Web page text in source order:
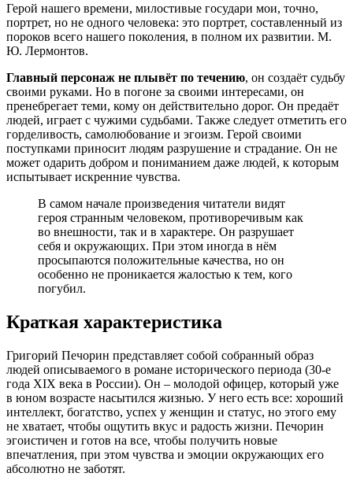
Герой нашего времени, милостивые государи мои, точно,
портрет, но не одного человека: это портрет, составленный из
пороков всего нашего поколения, в полном их развитии. М.
Ю. Лермонтов.
Главный персонаж не плывёт по течению, он создаёт судьбу
своими руками. Но в погоне за своими интересами, он
пренебрегает теми, кому он действительно дорог. Он предаёт
людей, играет с чужими судьбами. Также следует отметить его
горделивость, самолюбование и эгоизм. Герой своими
поступками приносит людям разрушение и страдание. Он не
может одарить добром и пониманием даже людей, к которым
испытывает искренние чувства.
В самом начале произведения читатели видят
героя странным человеком, противоречивым как
во внешности, так и в характере. Он разрушает
себя и окружающих. При этом иногда в нём
просыпаются положительные качества, но он
особенно не проникается жалостью к тем, кого
погубил.
Краткая характеристика
Григорий Печорин представляет собой собранный образ
людей описываемого в романе исторического периода (30-е
года XIX века в России). Он – молодой офицер, который уже
в юном возрасте насытился жизнью. У него есть все: хороший
интеллект, богатство, успех у женщин и статус, но этого ему
не хватает, чтобы ощутить вкус и радость жизни. Печорин
эгоистичен и готов на все, чтобы получить новые
впечатления, при этом чувства и эмоции окружающих его
абсолютно не заботят.